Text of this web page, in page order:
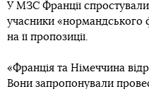
У МЗС Франції
учасники «нормандського
на її пропозиції.
«Франція та Німеччина
Вони запропонували